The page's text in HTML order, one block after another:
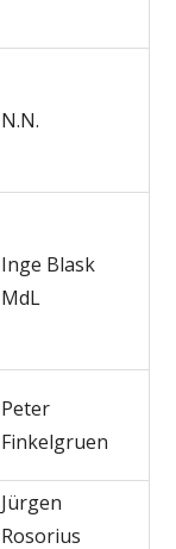
N.N.
Inge Blask
MdL
Peter
Finkelgruen
Jürgen
Rosorius